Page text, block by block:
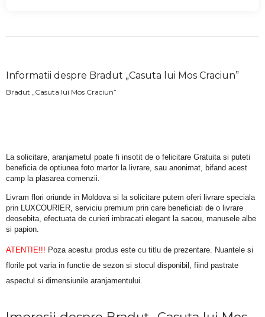
Informatii despre Bradut „Casuta lui Mos Craciun”
Bradut „Casuta lui Mos Craciun”
La solicitare, aranjametul poate fi insotit de o felicitare Gratuita si puteti
beneficia de optiunea foto martor la livrare, sau anonimat, bifand acest
camp la plasarea comenzii.
Livram flori oriunde in Moldova si la solicitare putem oferi livrare speciala
prin LUXCOURIER, serviciu premium prin care beneficiati de o livrare
deosebita, efectuata de curieri imbracati elegant la sacou, manusele albe
si papion.
ATENTIE!!! Poza acestui produs este cu titlu de prezentare. Nuantele si
florile pot varia in functie de sezon si stocul disponibil, fiind pastrate
aspectul si dimensiunile aranjamentului.